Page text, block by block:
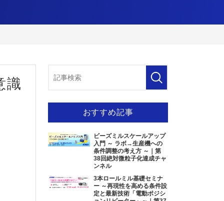
識
おすすめ記事
ビーズミルスケールアップ
入門 ～ ラボ→生産機への
条件調整の考え方 ～｜第
38回絶対微粒子化達成チャ
ンネル
3本ロールミル基礎セミナ
ー ～再現性を高める条件設
定と最新技術「電動ポジシ